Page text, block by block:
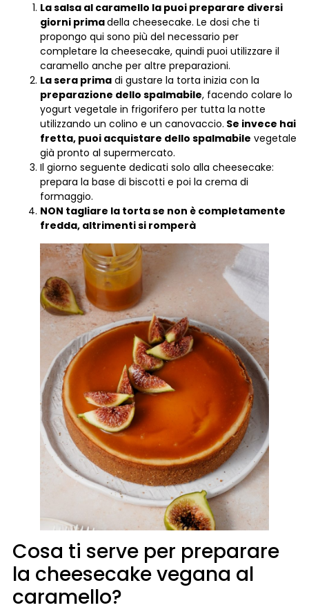
La salsa al caramello la puoi preparare diversi
giorni primadella cheesecake. Le dosi che ti
propongo qui sono più del necessario per
completare la cheesecake, quindi puoi utilizzare il
caramello anche per altre preparazioni.
La sera primadi gustare la torta inizia con la
preparazione dello spalmabile, facendo colare lo
yogurt vegetale in frigorifero per tutta la notte
utilizzando un colino e un canovaccio. Se invece hai
fretta, puoi acquistare dello spalmabile vegetale
già pronto al supermercato.
Il giorno seguente dedicati solo alla cheesecake:
prepara la base di biscotti e poi la crema di
formaggio.
NON tagliare la torta se non è completamente
fredda, altrimenti si romperà
Cosa ti serve per preparare
la cheesecake vegana al
caramello?